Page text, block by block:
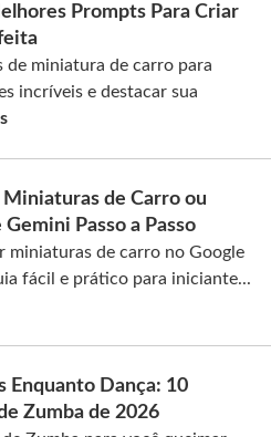
Prompts Para Criar
de miniatura de carro para
incríveis e destacar sua
de Carro ou
Passo a Passo
miniaturas de carro no Google
fácil e prático para iniciante...
Enquanto Dança: 10
Zumba de 2026